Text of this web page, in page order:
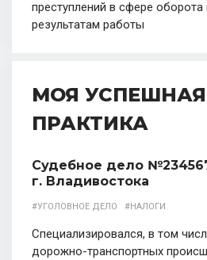
преступлений в сфере
результатам работы
МОЯ УСПЕШНАЯ
ПРАКТИКА
Судебное дело
г. Владивостока
#УГОЛОВНОЕ ДЕЛО #НАЛОГИ
Специализировался, в том
дорожно-транспортных